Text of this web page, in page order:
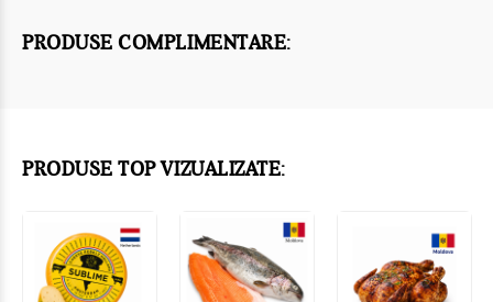
PRODUSE COMPLIMENTARE:
PRODUSE TOP VIZUALIZATE: